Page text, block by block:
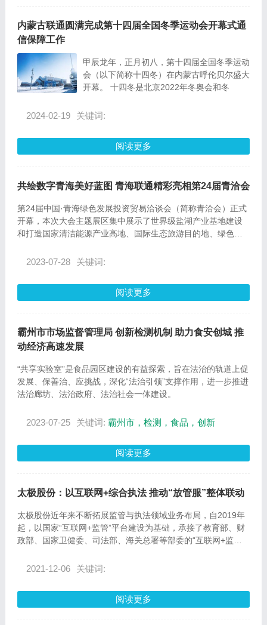
内蒙古联通圆满完成第十四届全国冬季运动会开幕式通
信保障工作
甲辰龙年，正月初八，第十四届全国冬季运动
会（以下简称十四冬）在内蒙古呼伦贝尔盛大
开幕。 十四冬是北京2022年冬奥会和冬
2024-02-19 关键词:
阅读更多
共绘数字青海美好蓝图 青海联通精彩亮相第24届青洽会
第24届中国·青海绿色发展投资贸易洽谈会（简称青洽会）正式
开幕，本次大会主题展区集中展示了世界级盐湖产业基地建设
和打造国家清洁能源产业高地、国际生态旅游目的地、绿色有
2023-07-28 关键词:
阅读更多
霸州市市场监督管理局 创新检测机制 助力食安创城 推
动经济高速发展
“共享实验室”是食品园区建设的有益探索，旨在法治的轨道上促
发展、保善治、应挑战，深化“法治引领”支撑作用，进一步推进
法治廊坊、法治政府、法治社会一体建设。
2023-07-25 关键词: 霸州市，检测，食品，创新
阅读更多
太极股份：以互联网+综合执法 推动“放管服”整体联动
太极股份近年来不断拓展监管与执法领域业务布局，自2019年
起，以国家“互联网+监管”平台建设为基础，承接了教育部、财
政部、国家卫健委、司法部、海关总署等部委的“互联网+监
青海、海南等省份，在市级地方上扩展了西安、新乡等地级
局。
2021-12-06 关键词:
阅读更多